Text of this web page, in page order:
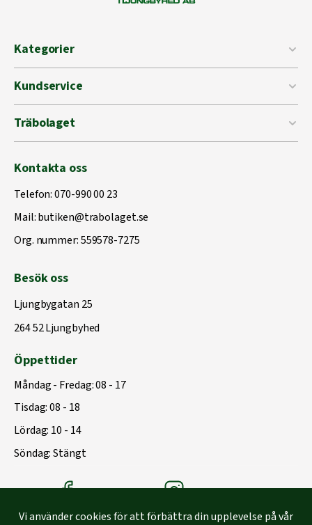
Kategorier
Kundservice
Träbolaget
Kontakta oss
Telefon:070-990 00 23
Mail:butiken@trabolaget.se
Org. nummer: 559578-7275
Besök oss
Ljungbygatan 25
264 52 Ljungbyhed
Öppettider
Måndag - Fredag: 08 - 17
Tisdag: 08 - 18
Lördag: 10 - 14
Söndag: Stängt
Träbolagets FacebookTräbolagets instagram